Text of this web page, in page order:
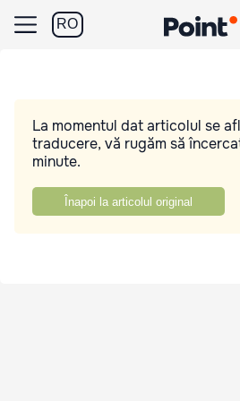
RO
La momentul dat articolul se
traducere, vă rugăm să
minute.
Înapoi la articolul original